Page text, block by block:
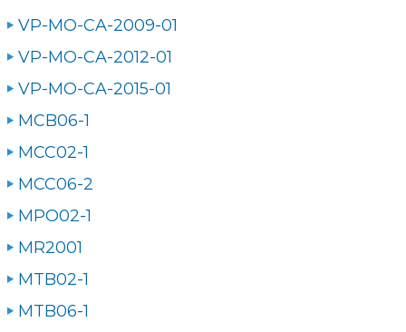
VP-MO-CA-2009-01
VP-MO-CA-2012-01
VP-MO-CA-2015-01
MCB06-1
MCC02-1
MCC06-2
MPO02-1
MR2001
MTB02-1
MTB06-1